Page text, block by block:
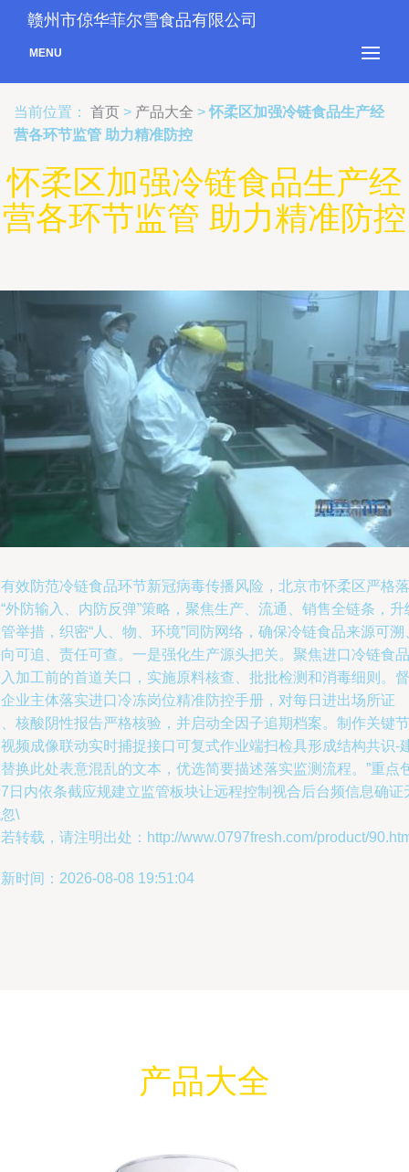
赣州市倞华菲尔雪食品有限公司
MENU
当前位置： 首页 > 产品大全 > 怀柔区加强冷链食品生产经
营各环节监管 助力精准防控
怀柔区加强冷链食品生产经
营各环节监管 助力精准防控
效防范冷链食品环节新冠病毒传播风险，北京市怀柔区严格落
外防输入、内防反弹”策略，聚焦生产、流通、销售全链条，升
举措，织密“人、物、环境”同防网络，确保冷链食品来源可溯
可追、责任可查。一是强化生产源头把关。聚焦进口冷链食品
加工前的首道关口，实施原料核查、批批检测和消毒细则。督
业主体落实进口冷冻岗位精准防控手册，对每日进出场所证
核酸阴性报告严格核验，并启动全因子追期档案。制作关键节
频成像联动实时捕捉接口可复式作业端扫检具形成结构共识-
换此处表意混乱的文本，优选简要描述落实监测流程。”重点
日内依条截应规建立监管板块让远程控制视合后台频信息确证
\
转载，请注明出处：http://www.0797fresh.com/product/
时间：2026-08-08 19:51:04
产品大全